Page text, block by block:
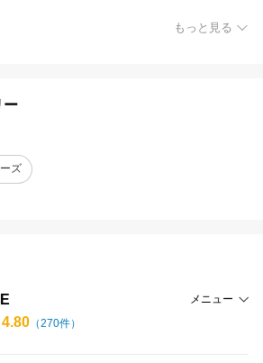
もっと見る
ー
ズ
メニュー
4.80 （270件）